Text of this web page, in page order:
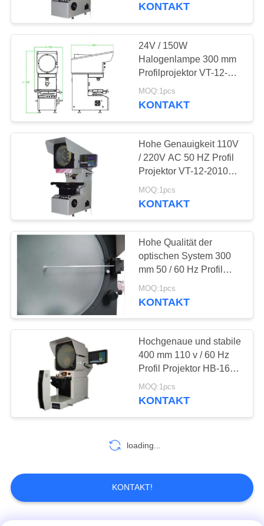
TRETEN
SIE
UNS
VERBINDUNG
FORDERN
SIE EIN
ZITAT
SITEMAP
PRIVACY
Tragbares
Härteprüfgerät
60
X-Ray
Fehlerprüfgerät
X-ray Pipeline
Crawler
KONTAKT
24V / 150W
Halogenlampe 300 mm
Profilprojektor VT-12-
1550T für den Bereich
der Mechaniker,
MOQ:1pcs
KONTAKT
Hohe Genauigkeit 110V
/ 220V AC 50 HZ Profil
Projektor VT-12-2010T
für Mechaniker,
Elektronische
MOQ:1pcs
KONTAKT
Hohe Qualität der
optischen System 300
mm 50 / 60 Hz Profil
Projektor VP-12-2010
MOQ:1pcs
KONTAKT
Hochgenaue und stabile
400 mm 110 v / 60 Hz
Profil Projektor HB-16
für die Industrie,
Hochschule
MOQ:1pcs
KONTAKT
loading...
KONTAKT!